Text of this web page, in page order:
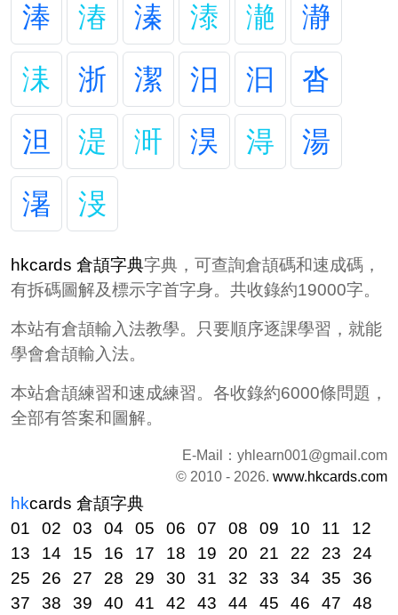
淎
湷 溱 溙 濪
瀞
洡
浙 潔 汨 汩
沓
泹
湜 涆 淏 淂
湯
濐
渂
hkcards 倉頡字典字典，可查詢倉頡碼和速成碼，
有拆碼圖解及標示字首字身。共收錄約19000字。
本站有倉頡輸入法教學。只要順序逐課學習，就能
學會倉頡輸入法。
本站倉頡練習和速成練習。各收錄約6000條問題，
全部有答案和圖解。
E-Mail： yhlearn001@gmail.com
© 2010 - 2026. www.hkcards.com
hkcards 倉頡字典
01
02 03 04 05 06 07 08 09 10 11
12
13
14 15 16 17 18 19 20 21 22 23
24
25
26 27 28 29 30 31 32 33 34 35
36
37
38 39 40 41 42 43 44 45 46 47 48